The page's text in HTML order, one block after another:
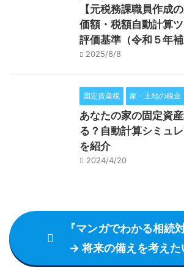
【元税務課職員作成
価額・税額自動計算
評価基準（令和５年補
2025/6/8
固定資産税 家・土地の税金
あなたの家の固定資
る？自動計算シミュ
を紹介
2024/4/20
『マンガでわかる相続
→ 将来の備えを考えた